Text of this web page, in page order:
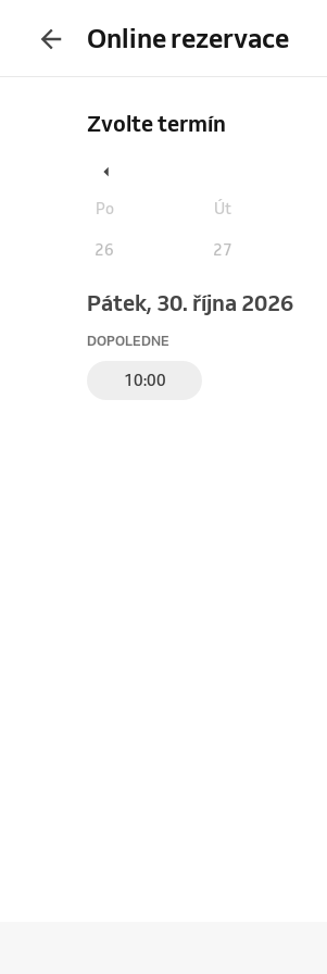
Online rezervace
Zvolte termín
Po Út
26 27
pátek, 30. října 2026
DOPOLEDNE
10:00